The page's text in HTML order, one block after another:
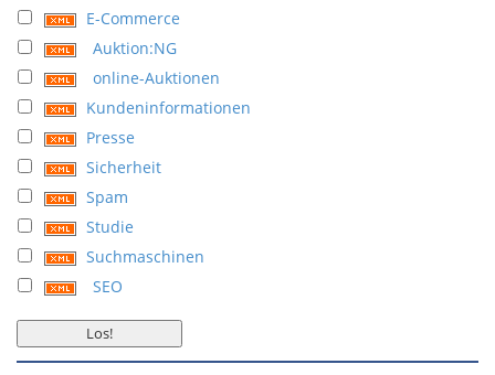
E-Commerce
Auktion:NG
online-Auktionen
Kundeninformationen
Presse
Sicherheit
Spam
Studie
Suchmaschinen
SEO